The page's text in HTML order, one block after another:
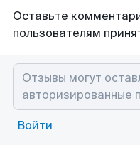
Оставьте
пользователям
Войти